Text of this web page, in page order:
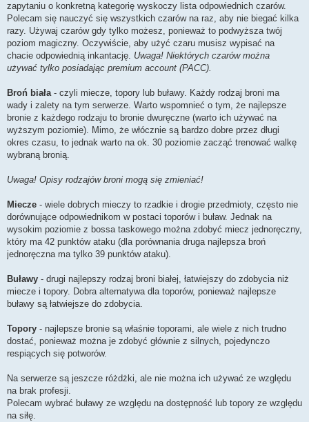
zapytaniu o konkretną kategorię wyskoczy lista odpowiednich czarów.
Polecam się nauczyć się wszystkich czarów na raz, aby nie biegać kilka
razy. Używaj czarów gdy tylko możesz, ponieważ to podwyższa twój
poziom magiczny. Oczywiście, aby użyć czaru musisz wypisać na
chacie odpowiednią inkantację. Uwaga! Niektórych czarów można
używać tylko posiadając premium account (PACC).
Broń biała- czyli miecze, topory lub buławy. Każdy rodzaj broni ma
wady i zalety na tym serwerze. Warto wspomnieć o tym, że najlepsze
bronie z każdego rodzaju to bronie dwuręczne (warto ich używać na
wyższym poziomie). Mimo, że włócznie są bardzo dobre przez długi
okres czasu, to jednak warto na ok. 30 poziomie zacząć trenować walkę
wybraną bronią.
Uwaga! Opisy rodzajów broni mogą się zmieniać!
Miecze - wiele dobrych mieczy to rzadkie i drogie przedmioty, często nie
dorównujące odpowiednikom w postaci toporów i buław. Jednak na
wysokim poziomie z bossa taskowego można zdobyć miecz jednoręczny,
który ma 42 punktów ataku (dla porównania druga najlepsza broń
jednoręczna ma tylko 39 punktów ataku).
Buławy - drugi najlepszy rodzaj broni białej, łatwiejszy do zdobycia niż
miecze i topory. Dobra alternatywa dla toporów, ponieważ najlepsze
buławy są łatwiejsze do zdobycia.
Topory - najlepsze bronie są właśnie toporami, ale wiele z nich trudno
dostać, ponieważ można je zdobyć głównie z silnych, pojedynczo
respiących się potworów.
Na serwerze są jeszcze różdżki, ale nie można ich używać ze względu
na brak profesji.
Polecam wybrać buławy ze względu na dostępność lub topory ze względu
na siłę.